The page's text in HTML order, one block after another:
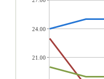
24.00
21.00